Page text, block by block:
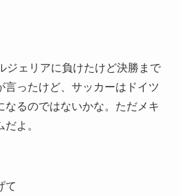
ジェリアに負けたけど決勝まで
言ったけど、サッカーはドイツ
なるのではないかな。ただメキ
よ。
て